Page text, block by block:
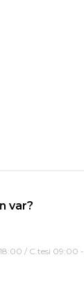
var?
/ C.tesi 09:00 -